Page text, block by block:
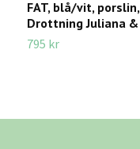
FAT, blå/vit,
Drottning Juliana
795 kr